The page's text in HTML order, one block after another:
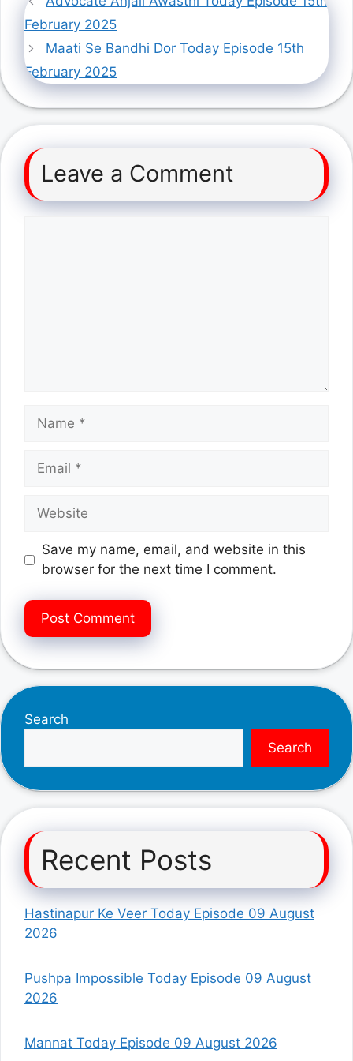
February 2025
Maati Se Bandhi Dor Today Episode 15th
February 2025
Leave a Comment
Name
Email
Website
Save my name, email, and website in this
browser for the next time I comment.
Search
Search
Recent Posts
Hastinapur Ke Veer Today Episode 09 August
2026
Pushpa Impossible Today Episode 09 August
2026
Mannat Today Episode 09 August 2026